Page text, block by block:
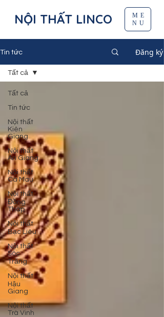
NỘI THẤT LINCO
ME
NU
Tin tức Đăng ký
Tất cả
Tin tức
Nội thất
Kiên
Giang
Nội thất
An Giang
Nội thất
Cà Mau
Nội thất
Đồng
Tháp
Nội thất
Bạc Liêu
Nội thất
Sóc
Trăng
Nội thất
Hậu
Giang
Nội thất
Trà Vinh
Tất cả